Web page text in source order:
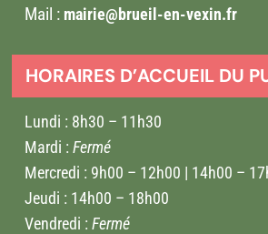
Mail : mairie@brueil-en-vexin.fr
HORAIRES D’ACCUEIL DU
Lundi : 8h30 – 11h30
Mardi :Fermé
Mercredi : 9h00 – 12h00 | 14h00 –
Jeudi : 14h00 – 18h00
Vendredi :Fermé